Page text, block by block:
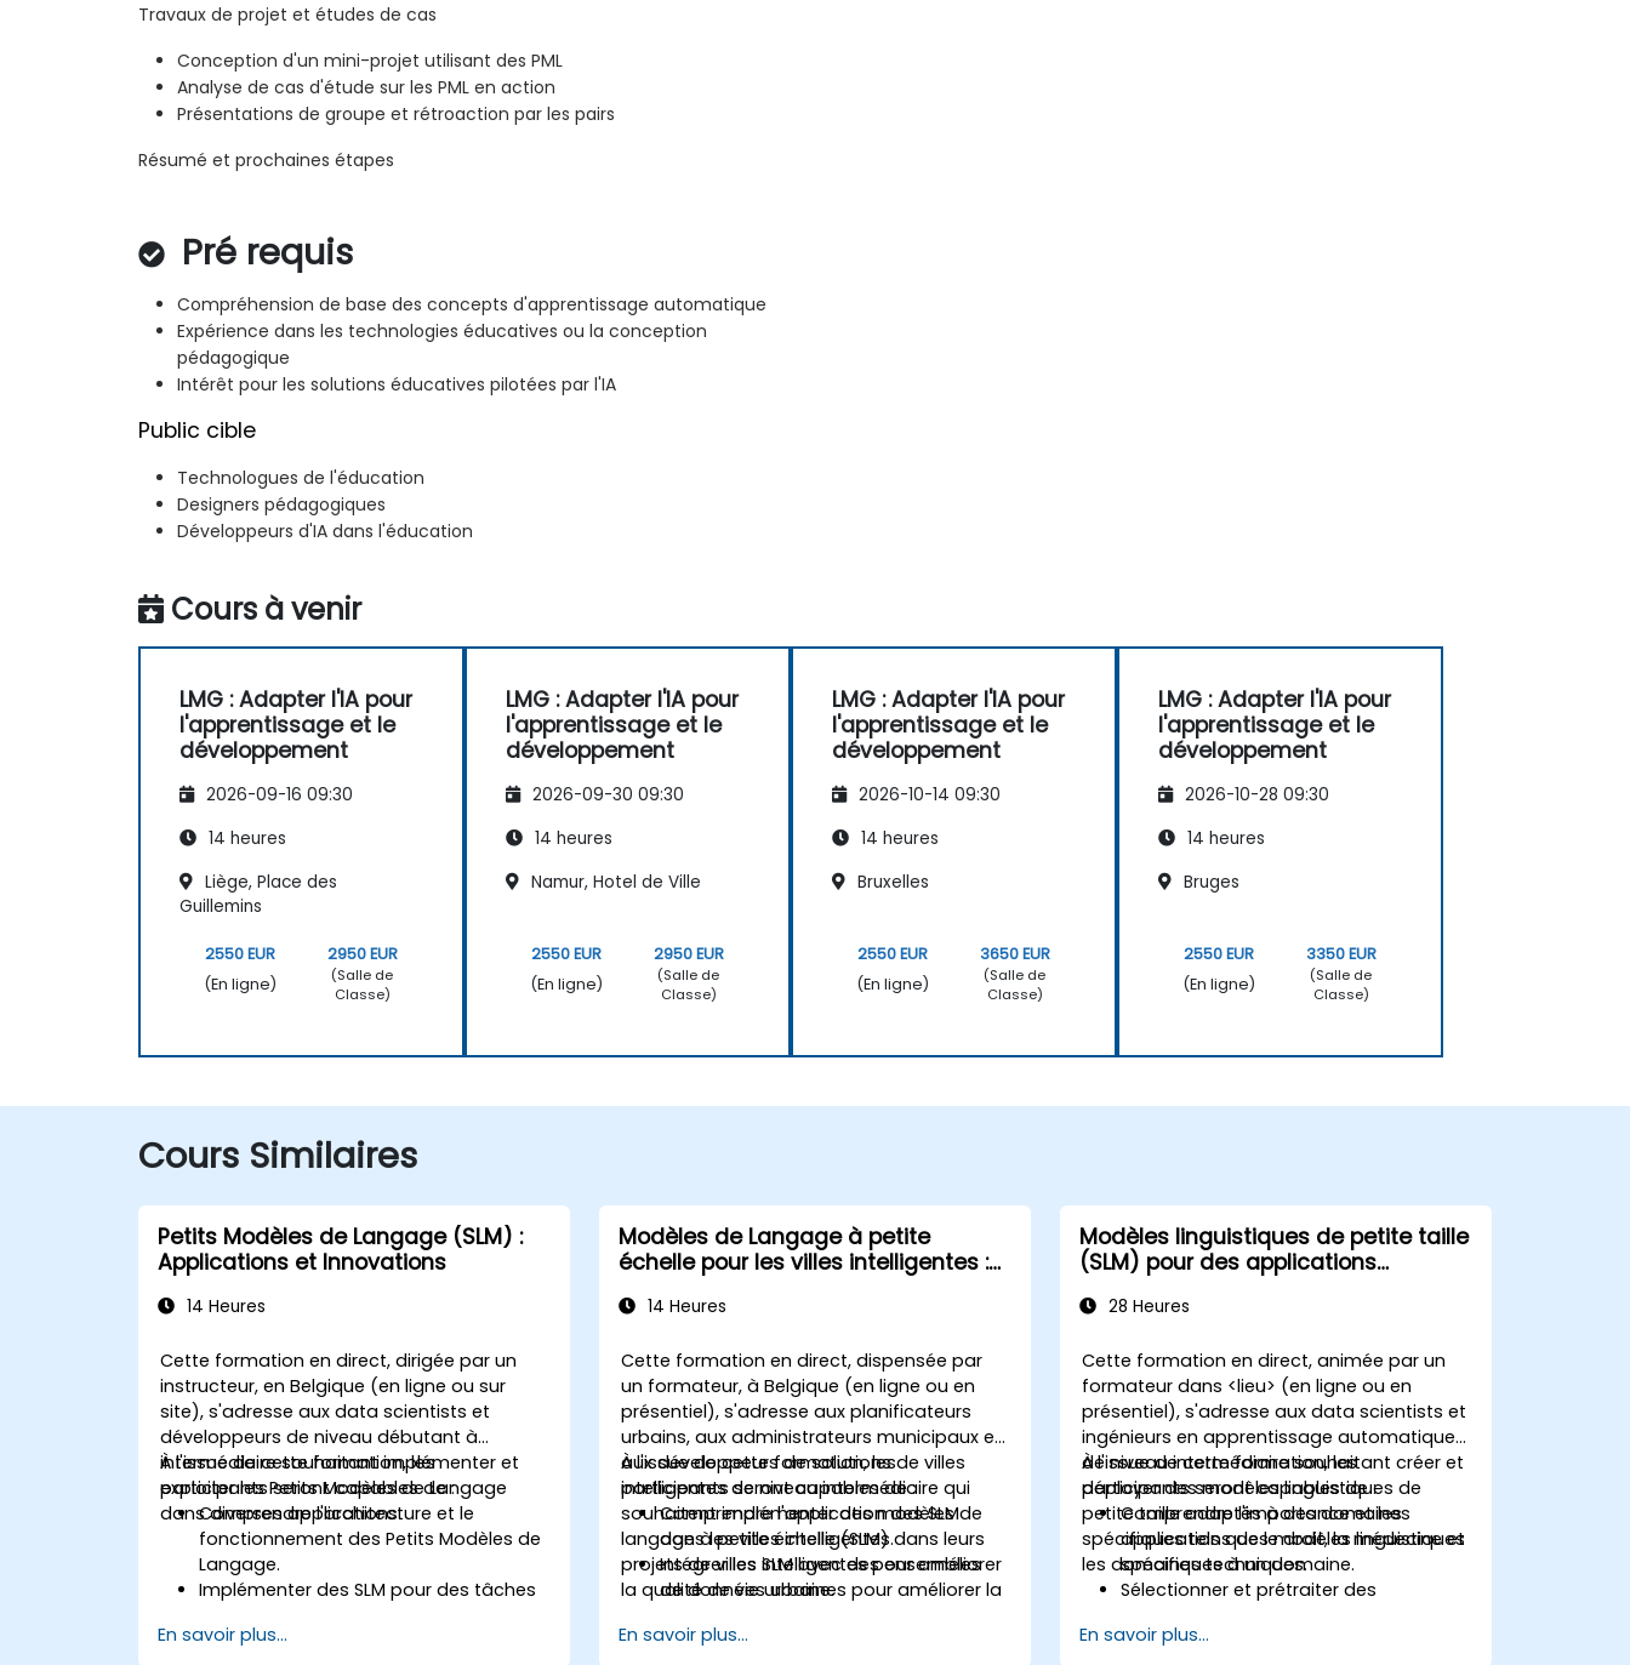
Travaux de projet et études de cas
Conception d'un mini-projet utilisant des PML
Analyse de cas d'étude sur les PML en action
Présentations de groupe et rétroaction par les pairs
Résumé et prochaines étapes
Pré requis
Compréhension de base des concepts d'apprentissage automatique
Expérience dans les technologies éducatives ou la conception
pédagogique
Intérêt pour les solutions éducatives pilotées par l'IA
Public cible
Technologues de l'éducation
Designers pédagogiques
Développeurs d'IA dans l'éducation
Cours à venir
LMG : Adapter l'IA pour
l'apprentissage et le
développement
2026-09-16 09:30
14 heures
Liège, Place des
Guillemins
2550 EUR
(En ligne)
2950 EUR
(Salle de
Classe)
LMG : Adapter l'IA pour
l'apprentissage et le
développement
2026-09-30 09:30
14 heures
Namur, Hotel de Ville
2550 EUR
(En ligne)
2950 EUR
(Salle de
Classe)
LMG : Adapter l'IA pour
l'apprentissage et le
développement
2026-10-14 09:30
14 heures
Bruxelles
2550 EUR
(En ligne)
3650 EUR
(Salle de
Classe)
LMG : Adapter l'IA pour
l'apprentissage et le
développement
2026-10-28 09:30
14 heures
Bruges
2550 EUR
(En ligne)
3350 EUR
(Salle de
Classe)
Cours Similaires
Petits Modèles de Langage (SLM) :
Applications et Innovations
14 Heures
Cette formation en direct, dirigée par un
instructeur, en Belgique (en ligne ou sur
site), s'adresse aux data scientists et
développeurs de niveau débutant à
intermédiaire souhaitant implémenter et
exploiter les Petits Modèles de Langage
dans diverses applications.
À l'issue de cette formation, les
participants seront capables de :
Comprendre l'architecture et le
fonctionnement des Petits Modèles de
Langage.
Implémenter des SLM pour des tâches
l'analyse des sentiments.
En savoir plus...
Modèles de Langage à petite
échelle pour les villes intelligentes :
l'IA 14 Heures
Cette formation en direct, dispensée par
un formateur, à Belgique (en ligne ou en
présentiel), s'adresse aux planificateurs
urbains, aux administrateurs municipaux et
aux développeurs de solutions de villes
intelligentes de niveau intermédiaire qui
souhaitent implémenter des modèles de
langage à petite échelle (SLM) dans leurs
projets de villes intelligentes pour améliorer
la qualité de vie urbaine.
À l'issue de cette formation, les
participants seront capables de :
Comprendre l'application des SLM
dans les villes intelligentes.
Intégrer les SLM avec des ensembles
de données urbaines pour améliorer la
Développer des stratégies pour
En savoir plus...
Modèles linguistiques de petite taille
(SLM) pour des applications
28 Heures
Cette formation en direct, animée par un
formateur dans <lieu> (en ligne ou en
présentiel), s'adresse aux data scientists et
ingénieurs en apprentissage automatique
de niveau intermédiaire souhaitant créer et
déployer des modèles linguistiques de
petite taille adaptés à des domaines
spécifiques tels que le droit, la médecine et
les domaines techniques.
À l'issue de cette formation, les
participants seront capables de :
Comprendre l'importance et les
applications des modèles linguistiques
spécifiques à un domaine.
Sélectionner et prétraiter des
pour l'entraînement des modèles.
En savoir plus...